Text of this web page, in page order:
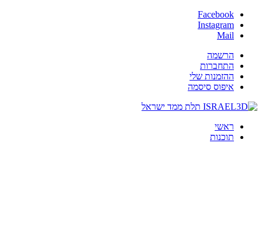
Facebook
Instagram
Mail
הרשמה
התחברות
ההזמנות שלי
איפוס סיסמה
ראשי
תוכנות